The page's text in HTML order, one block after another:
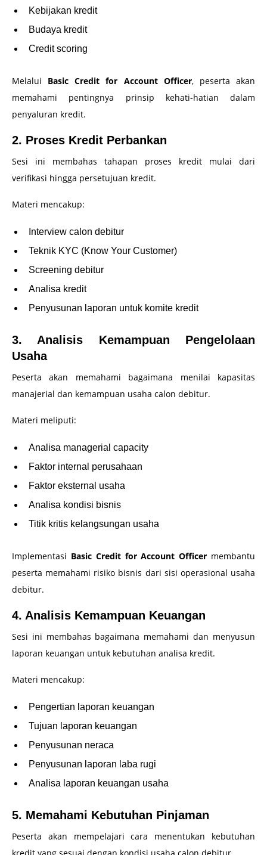
Kebijakan kredit
Budaya kredit
Credit scoring
Melalui Basic Credit for Account Officer, peserta akan
memahami pentingnya prinsip kehati-hatian dalam
penyaluran kredit.
2. Proses Kredit Perbankan
Sesi ini membahas tahapan proses kredit mulai dari
verifikasi hingga persetujuan kredit.
Materi mencakup:
Interview calon debitur
Teknik KYC (Know Your Customer)
Screening debitur
Analisa kredit
Penyusunan laporan untuk komite kredit
3. Analisis Kemampuan Pengelolaan
Usaha
Peserta akan memahami bagaimana menilai kapasitas
manajerial dan kemampuan usaha calon debitur.
Materi meliputi:
Analisa managerial capacity
Faktor internal perusahaan
Faktor eksternal usaha
Analisa kondisi bisnis
Titik kritis kelangsungan usaha
Implementasi Basic Credit for Account Officer membantu
peserta memahami risiko bisnis dari sisi operasional usaha
debitur.
4. Analisis Kemampuan Keuangan
Sesi ini membahas bagaimana memahami dan menyusun
laporan keuangan untuk kebutuhan analisa kredit.
Materi mencakup:
Pengertian laporan keuangan
Tujuan laporan keuangan
Penyusunan neraca
Penyusunan laporan laba rugi
Analisa laporan keuangan usaha
5. Memahami Kebutuhan Pinjaman
Peserta akan mempelajari cara menentukan kebutuhan